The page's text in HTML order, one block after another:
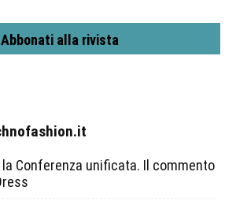
Abbonati alla rivista
la Conferenza unificata. Il commento